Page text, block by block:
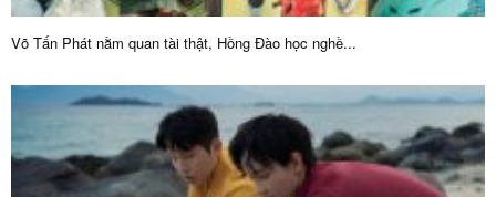
Võ Tấn Phát nằm quan tài thật, Hồng Đào học nghề...